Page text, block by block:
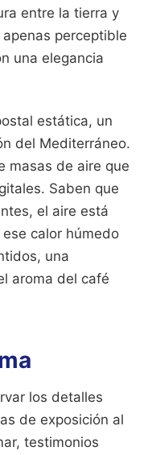
entre la tierra y
perceptible
una elegancia
estática, un
del Mediterráneo.
masas de aire que
Saben que
el aire está
calor húmedo
una
aroma del café
los detalles
de exposición al
testimonios